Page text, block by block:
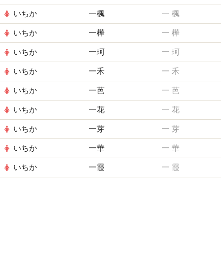
いちか 一楓 一 楓
いちか 一樺 一 樺
いちか 一珂 一 珂
いちか 一禾 一 禾
いちか 一芭 一 芭
いちか 一花 一 花
いちか 一芽 一 芽
いちか 一華 一 華
いちか 一霞 一 霞